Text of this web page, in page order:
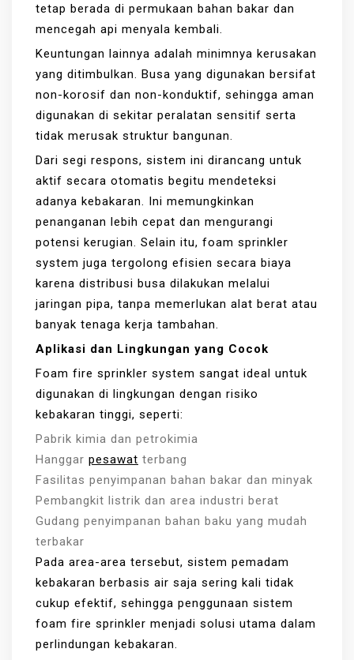
tetap berada di permukaan bahan bakar dan
mencegah api menyala kembali.
Keuntungan lainnya adalah minimnya kerusakan
yang ditimbulkan. Busa yang digunakan bersifat
non-korosif dan non-konduktif, sehingga aman
digunakan di sekitar peralatan sensitif serta
tidak merusak struktur bangunan.
Dari segi respons, sistem ini dirancang untuk
aktif secara otomatis begitu mendeteksi
adanya kebakaran. Ini memungkinkan
penanganan lebih cepat dan mengurangi
potensi kerugian. Selain itu, foam sprinkler
system juga tergolong efisien secara biaya
karena distribusi busa dilakukan melalui
jaringan pipa, tanpa memerlukan alat berat atau
banyak tenaga kerja tambahan.
Aplikasi dan Lingkungan yang Cocok
Foam fire sprinkler system sangat ideal untuk
digunakan di lingkungan dengan risiko
kebakaran tinggi, seperti:
Pabrik kimia dan petrokimia
Hanggar pesawat terbang
Fasilitas penyimpanan bahan bakar dan minyak
Pembangkit listrik dan area industri berat
Gudang penyimpanan bahan baku yang mudah
terbakar
Pada area-area tersebut, sistem pemadam
kebakaran berbasis air saja sering kali tidak
cukup efektif, sehingga penggunaan sistem
foam fire sprinkler menjadi solusi utama dalam
perlindungan kebakaran.